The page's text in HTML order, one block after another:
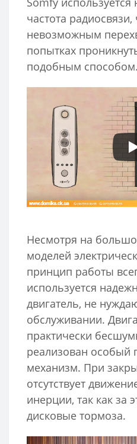
частота радиосвязи,
невозможным
попытках
подобным способом.
Несмотря на
моделей
принцип работы
используется
двигатель, не
обслуживании.
практически
реализован особый
механизм. При
отсутствует
инерции, так как за
дисковые тормоза.